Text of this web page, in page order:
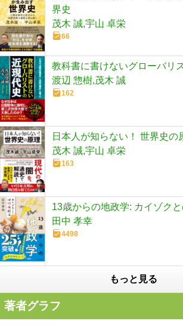
界史
茂木 誠,宇山 卓栄
66
教科書に書けないグローバリ
渡辺 惣樹,茂木 誠
162
日本人が知らない！ 世界史の
茂木 誠,宇山 卓栄
163
13歳からの地政学: カイゾク
田中 孝幸
4498
もっと見る
著者グラフ